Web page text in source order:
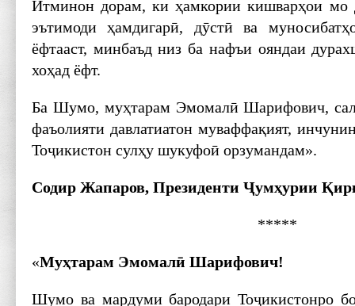
Итминон дорам, ки ҳамкории кишварҳои мо
эътимоди ҳамдигарӣ, дӯстӣ ва
ёфтааст, минбаъд низ ба нафъи ояндаи
хоҳад ёфт.
Ба Шумо, муҳтарам Эмомалӣ Шарифович,
фаъолияти давлатиатон муваффақият,
Тоҷикистон сулҳу шукуфоӣ орзумандам».
Содир Жапаров, Президенти Ҷумҳурии
*****
«Муҳтарам Эмомалӣ Шарифович!
Шумо ва мардуми бародари Тоҷикистонро